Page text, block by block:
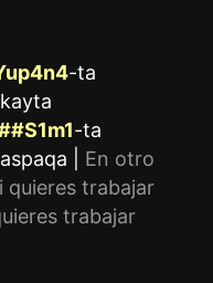
-ta
-ta
| En otro
quieres trabajar
trabajar